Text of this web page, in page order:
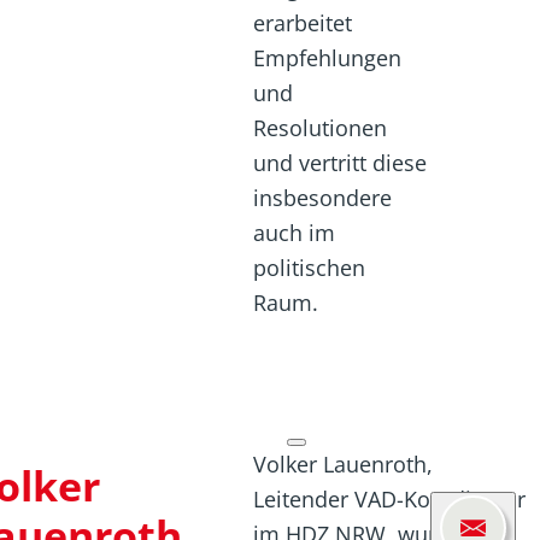
erarbeitet
Empfehlungen
und
Resolutionen
und vertritt diese
insbesondere
auch im
politischen
Raum.
Volker Lauenroth,
Leitender VAD-Koordinator
im HDZ NRW, wurde im